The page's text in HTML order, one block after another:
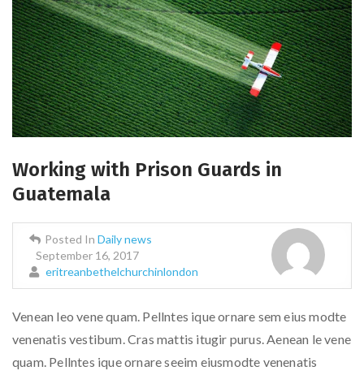
Working with Prison Guards in
Guatemala
Posted In Daily news
September 16, 2017
eritreanbethelchurchinlondon
Venean leo vene quam. Pellntes ique ornare sem eius modte
venenatis vestibum. Cras mattis itugir purus. Aenean le vene
quam. Pellntes ique ornare seeim eiusmodte venenatis